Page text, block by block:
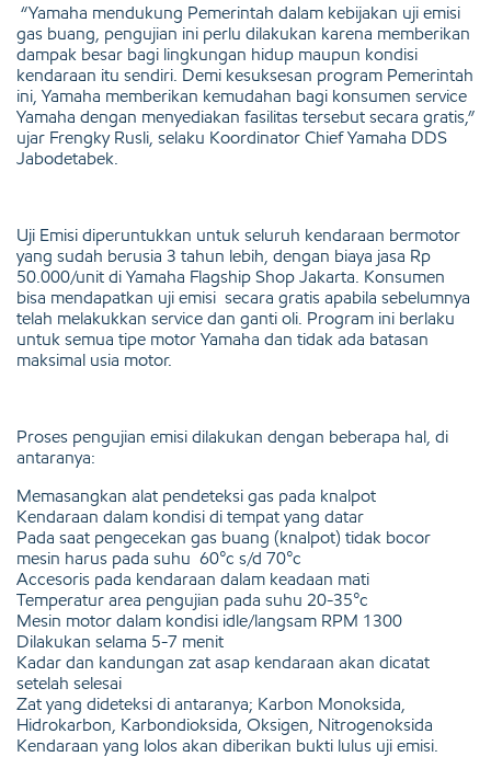
“Yamaha mendukung Pemerintah dalam kebijakan uji emisi
gas buang, pengujian ini perlu dilakukan karena memberikan
dampak besar bagi lingkungan hidup maupun kondisi
kendaraan itu sendiri. Demi kesuksesan program Pemerintah
ini, Yamaha memberikan kemudahan bagi konsumen service
Yamaha dengan menyediakan fasilitas tersebut secara gratis,”
ujar Frengky Rusli, selaku Koordinator Chief Yamaha DDS
Jabodetabek.
Uji Emisi diperuntukkan untuk seluruh kendaraan bermotor
yang sudah berusia 3 tahun lebih, dengan biaya jasa Rp
50.000/unit di Yamaha Flagship Shop Jakarta. Konsumen
bisa mendapatkan uji emisi secara gratis apabila sebelumnya
telah melakukkan service dan ganti oli. Program ini berlaku
untuk semua tipe motor Yamaha dan tidak ada batasan
maksimal usia motor.
Proses pengujian emisi dilakukan dengan beberapa hal, di
antaranya:
Memasangkan alat pendeteksi gas pada knalpot
Kendaraan dalam kondisi di tempat yang datar
Pada saat pengecekan gas buang (knalpot) tidak bocor
mesin harus pada suhu 60°c s/d 70°c
Accesoris pada kendaraan dalam keadaan mati
Temperatur area pengujian pada suhu 20-35°c
Mesin motor dalam kondisi idle/langsam RPM 1300
Dilakukan selama 5-7 menit
Kadar dan kandungan zat asap kendaraan akan dicatat
setelah selesai
Zat yang dideteksi di antaranya; Karbon Monoksida,
Hidrokarbon, Karbondioksida, Oksigen, Nitrogenoksida
Kendaraan yang lolos akan diberikan bukti lulus uji emisi.